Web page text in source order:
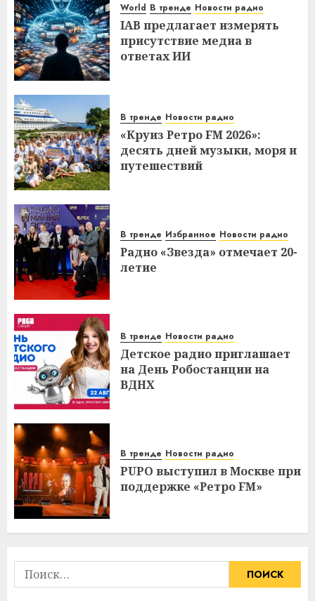
World В тренде Новости радио
IAB предлагает измерять
присутствие медиа в
ответах ИИ
В тренде Новости радио
«Круиз Ретро FM 2026»:
десять дней музыки, моря и
путешествий
В тренде Избранное Новости радио
Радио «Звезда» отмечает 20-
летие
В тренде Новости радио
Детское радио приглашает
на День Робостанции на
ВДНХ
В тренде Новости радио
PUPO выступил в Москве при
поддержке «Ретро FM»
Найти: